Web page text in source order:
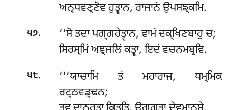
ਅਨ੍ਧਵਣ੍ਣੋਵ ਹੁਤ੍ਵਾਨ, ਰਾਜਾਨਂ ਉਪਸਙ੍ਕਮਿ.
੫੭. ‘‘ਸੋਤਦਾ ਪਗ੍ਗਹੇਤ੍ਵਾਨ, ਵਾਮਂ ਦਕ੍ਖਿਣਬਾਹੁ ਚ;
ਸਿਰਸ੍ਮਿਂ ਅਞ੍ਜਲਿਂ ਕਤ੍ਵਾ, ਇਦਂ ਵਚਨਮਬ੍ਰਵਿ.
੫੮.
‘‘‘ਯਾਚਾਮਿ ਤਂ ਮਹਾਰਾਜ, ਧਮ੍ਮਿਕ
ਰਟ੍ਠਵਡ੍ਢਨ;